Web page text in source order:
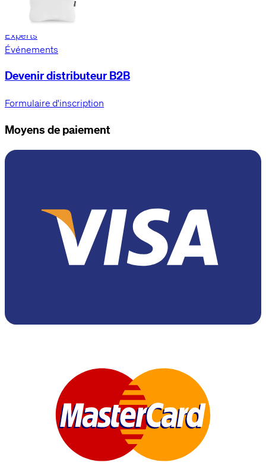
Emplois & carrière
Experts
Événements
Devenir distributeur B2B
Formulaire d'inscription
Moyens de paiement